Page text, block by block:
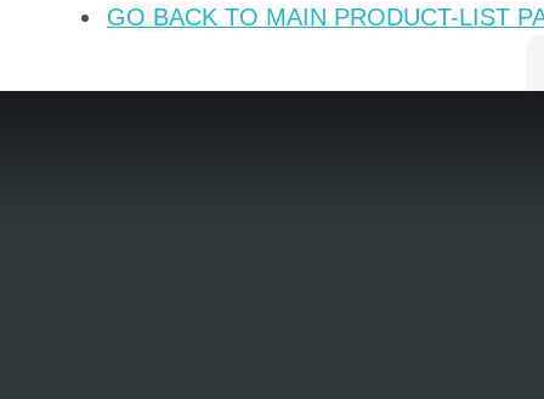
GO BACK TO MAIN PRODUCT-LIST